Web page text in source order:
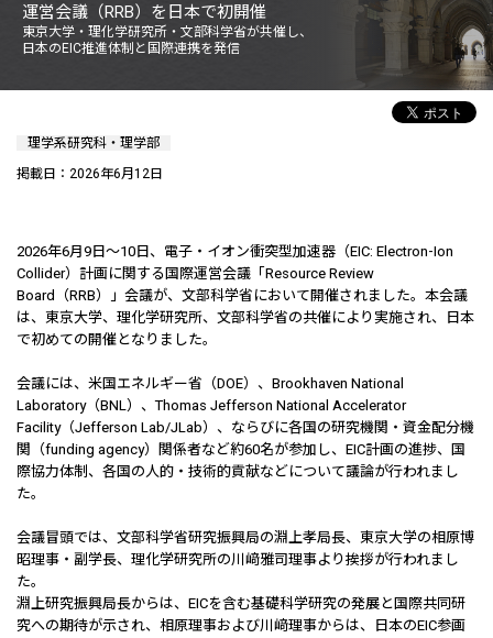
運営会議（RRB）を日本で初開催
東京大学・理化学研究所・文部科学省が共催し、
日本のEIC推進体制と国際連携を発信
理学系研究科・理学部
掲載日：2026年6月12日
2026年6月9日～10日、電子・イオン衝突型加速器（EIC: Electron-Ion
Collider）計画に関する国際運営会議「Resource Review
Board（RRB）」会議が、文部科学省において開催されました。本会議
は、東京大学、理化学研究所、文部科学省の共催により実施され、日本
で初めての開催となりました。
会議には、米国エネルギー省（DOE）、Brookhaven National
Laboratory（BNL）、Thomas Jefferson National Accelerator
Facility（Jefferson Lab/JLab）、ならびに各国の研究機関・資金配分機
関（funding agency）関係者など約60名が参加し、EIC計画の進捗、国
際協力体制、各国の人的・技術的貢献などについて議論が行われまし
た。
会議冒頭では、文部科学省研究振興局の淵上孝局長、東京大学の相原博
昭理事・副学長、理化学研究所の川﨑雅司理事より挨拶が行われまし
た。
淵上研究振興局長からは、EICを含む基礎科学研究の発展と国際共同研
究への期待が示され、相原理事および川﨑理事からは、日本のEIC参画